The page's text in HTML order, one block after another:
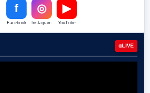
f
Facebook
◎
Instagram
▶
YouTube
LIVE